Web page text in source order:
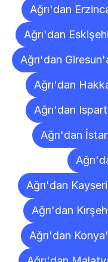
Ağrı'dan
Ağrı'dan
Ağrı'dan
Ağrı'dan
Ağrı'dan
Ağrı'dan
Ağrı'dan
Ağrı'dan
Ağrı'dan